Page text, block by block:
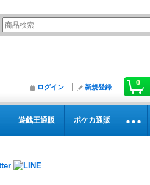
0
ログイン 新規登録
遊戯王通販 ポケカ通販